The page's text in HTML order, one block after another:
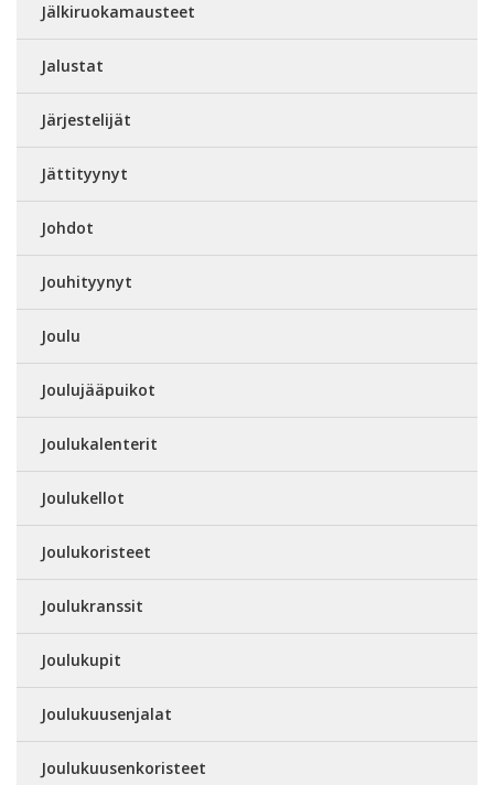
Jälkiruokamausteet
Jalustat
Järjestelijät
Jättityynyt
Johdot
Jouhityynyt
Joulu
Joulujääpuikot
Joulukalenterit
Joulukellot
Joulukoristeet
Joulukranssit
Joulukupit
Joulukuusenjalat
Joulukuusenkoristeet